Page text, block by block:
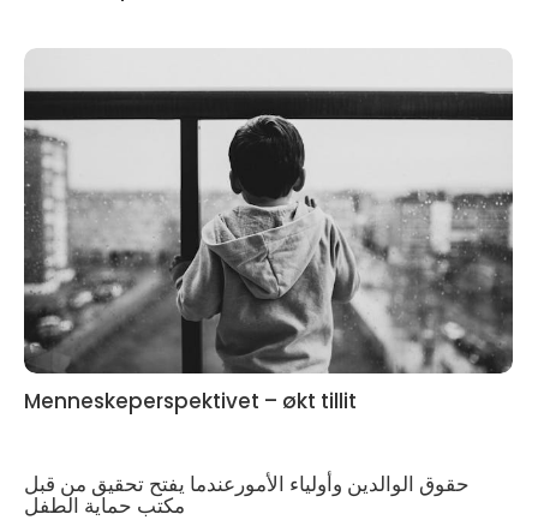
Menneskeperspektivet – økt tillit
حقوق الوالدين وأولياء الأمورعندما يفتح تحقيق من قبل
مكتب حماية الطفل